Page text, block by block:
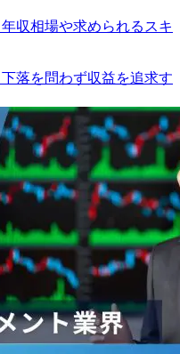
収相場や求められるスキ
落を問わず収益を追求す